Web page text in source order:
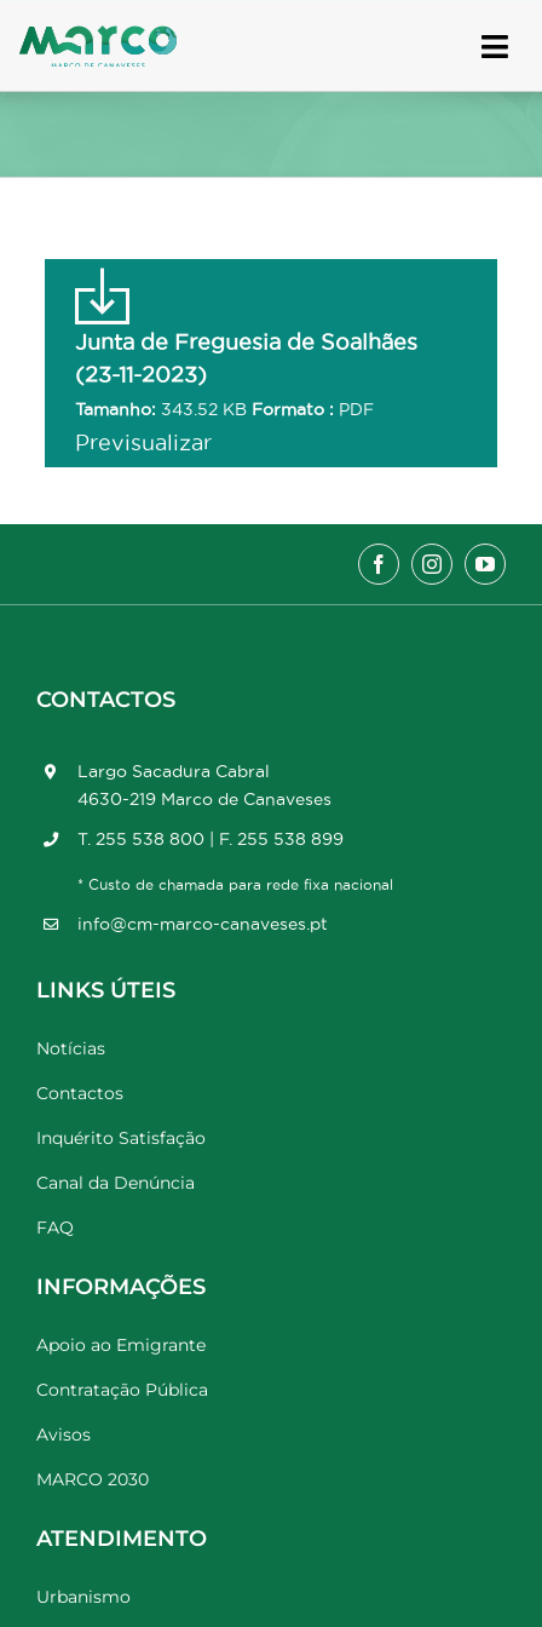
to
Junta de Freguesia de Soalhães
(23-11-2023)
Tamanho: 343.52 KB Formato : PDF
Previsualizar
CONTACTOS
Largo Sacadura Cabral
4630-219 Marco de Canaveses
T. 255 538 800 | F. 255 538 899
* Custo de chamada para rede fixa nacional
info@cm-marco-canaveses.pt
LINKS ÚTEIS
Notícias
Contactos
Inquérito Satisfação
Canal da Denúncia
FAQ
INFORMAÇÕES
Apoio ao Emigrante
Contratação Pública
Avisos
MARCO 2030
ATENDIMENTO
Urbanismo